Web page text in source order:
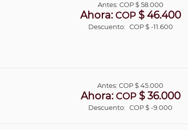
Antes: COP$ 58.000
Ahora: COP$ 46.400
Descuento: COP $ -11.600
Antes:COP$ 45.000
Ahora: COP$ 36.000
Descuento: COP $ -9.000